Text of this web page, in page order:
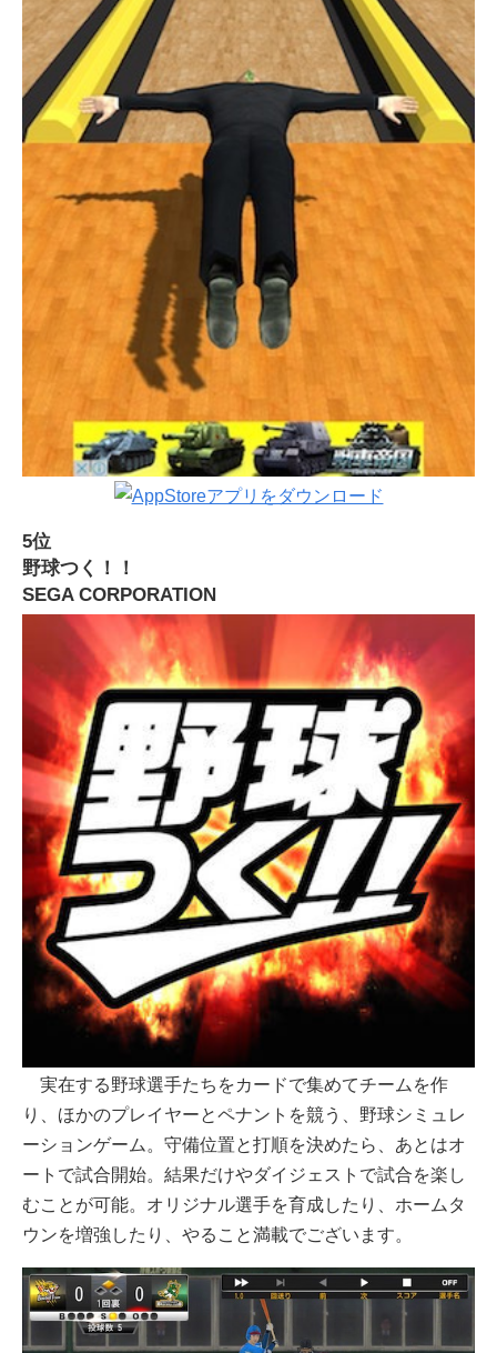
5位
野球つく！！
SEGA CORPORATION
実在する野球選手たちをカードで集めてチームを作
り、ほかのプレイヤーとペナントを競う、野球シミュレ
ーションゲーム。守備位置と打順を決めたら、あとはオ
ートで試合開始。結果だけやダイジェストで試合を楽し
むことが可能。オリジナル選手を育成したり、ホームタ
ウンを増強したり、やること満載でございます。